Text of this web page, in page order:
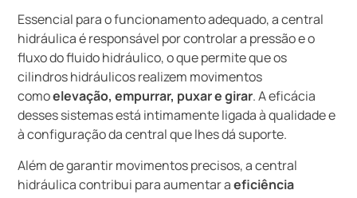
Essencial para o funcionamento adequado, a central
hidráulica é responsável por controlar a pressão e o
fluxo do fluido hidráulico, o que permite que os
cilindros hidráulicos realizem movimentos
comoelevação, empurrar, puxar e girar. A eficácia
desses sistemas está intimamente ligada à qualidade e
à configuração da central que lhes dá suporte.
Além de garantir movimentos precisos, a central
hidráulica contribui para aumentar aeficiência